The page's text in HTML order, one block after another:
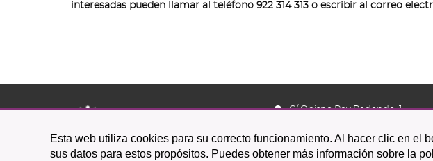
Esta web utiliza cookies para su correcto funcionamiento. Al hacer clic en
sus datos para estos propósitos. Puedes obtener más información sobre la
interesadas pueden llamar al teléfono 922 314 313 o escribir al correo
C/ Obispo Rey Redondo, 1.
922 601 100